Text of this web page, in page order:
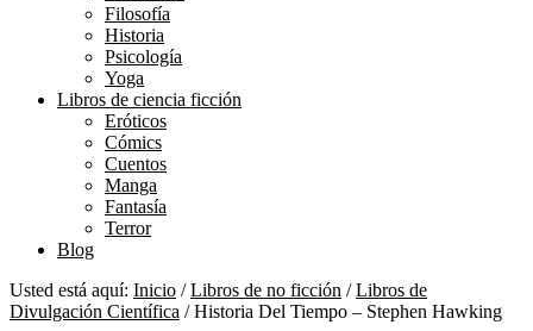
Filosofía
Historia
Psicología
Yoga
Libros de ciencia ficción
Eróticos
Cómics
Cuentos
Manga
Fantasía
Terror
Blog
Usted está aquí: Inicio / Libros de no ficción / Libros de
Divulgación Científica /Historia Del Tiempo – Stephen Hawking